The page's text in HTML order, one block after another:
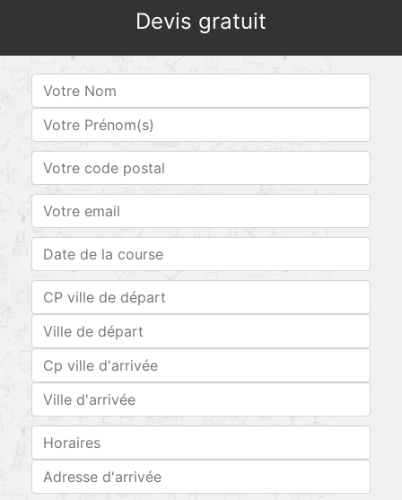
Devis gratuit